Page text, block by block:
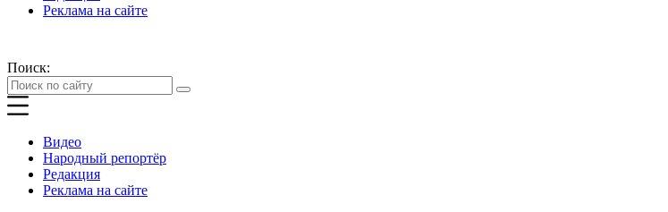
Реклама на сайте
Поиск:
Видео
Народный репортёр
Редакция
Реклама на сайте